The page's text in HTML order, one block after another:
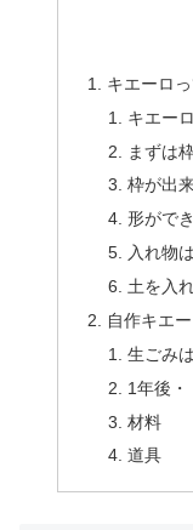
キエーロ
キエー
まずは
枠が出
形がで
入れ物
土を入
自作キエ
生ごみ
1年後・
材料
道具